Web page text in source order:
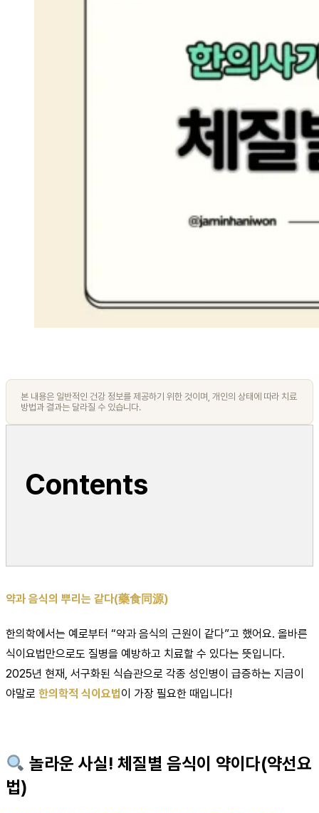
약과 음식의 뿌리는 같다(藥食同源)
한의학에서는 예로부터 “약과 음식의 근원이 같다”고 했어요. 올바른
식이요법만으로도 질병을 예방하고 치료할 수 있다는 뜻입니다.
2025년 현재, 서구화된 식습관으로 각종 성인병이 급증하는 지금이
야말로 한의학적 식이요법이 가장 필요한 때입니다!
놀라운 사실! 체질별 음식이 약이다(약선요
법)
본 내용은 일반적인 건강 정보를 제공하기 위한 것이며, 개인의 상태에 따라 치료
방법과 결과는 달라질 수 있습니다.
Contents